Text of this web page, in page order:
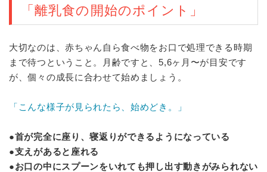
「離乳食の開始のポイント」
大切なのは、赤ちゃん自ら食べ物をお口で処理できる時期
まで待つということ。月齢ですと、5,6ヶ月〜が目安です
が、個々の成長に合わせて始めましょう。
「こんな様子が見られたら、始めどき。」
●首が完全に座り、寝返りができるようになっている
●支えがあると座れる
●お口の中にスプーンをいれても押し出す動きがみられない